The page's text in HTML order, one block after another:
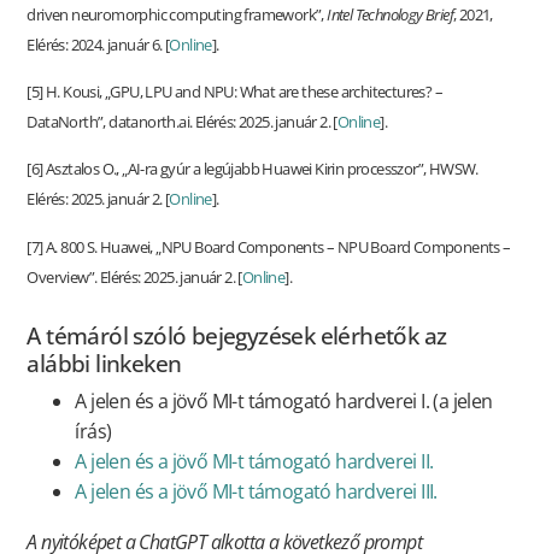
driven neuromorphic computing framework”,Intel Technology Brief, 2021,
Elérés: 2024. január 6. [Online].
[5] H. Kousi, „GPU, LPU and NPU: What are these architectures? –
DataNorth”, datanorth.ai. Elérés: 2025. január 2. [Online].
[6] Asztalos O., „AI-ra gyúr a legújabb Huawei Kirin processzor”, HWSW.
Elérés: 2025. január 2. [Online].
[7] A. 800 S. Huawei, „NPU Board Components – NPU Board Components –
Overview”. Elérés: 2025. január 2. [Online].
A témáról szóló bejegyzések elérhetők az
alábbi linkeken
A jelen és a jövő MI-t támogató hardverei I. (a jelen
írás)
A jelen és a jövő MI-t támogató hardverei II.
A jelen és a jövő MI-t támogató hardverei III.
A nyitóképet a ChatGPT alkotta a következő prompt